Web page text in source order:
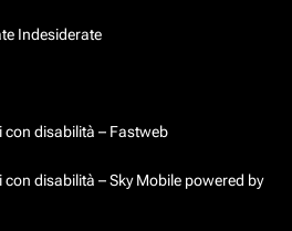
Indesiderate
con disabilità – Fastweb
disabilità – Sky Mobile powered by